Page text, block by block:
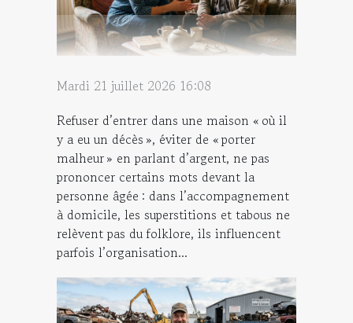
Mardi 21 juillet 2026 16:08
Refuser d’entrer dans une maison « où il
y a eu un décès », éviter de « porter
malheur » en parlant d’argent, ne pas
prononcer certains mots devant la
personne âgée : dans l’accompagnement
à domicile, les superstitions et tabous ne
relèvent pas du folklore, ils influencent
parfois l’organisation...